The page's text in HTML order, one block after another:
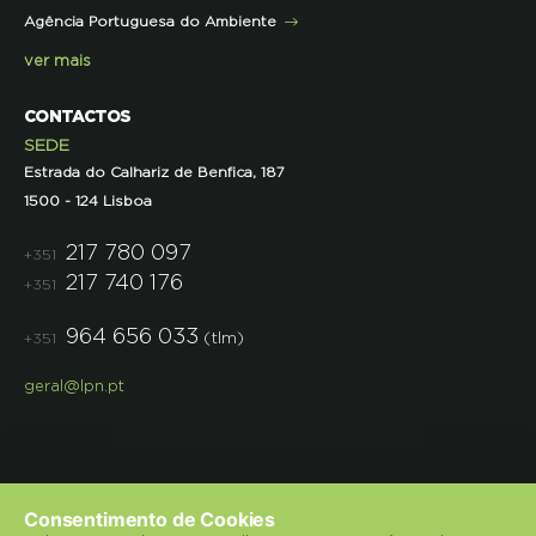
Semana do Jornalismo de Ambiente 2023
Agência Portuguesa do Ambiente
ver mais
CONTACTOS
SEDE
Estrada do Calhariz de Benfica, 187
1500 - 124 Lisboa
+351 217 780 097
+351 217 740 176
+351 964 656 033 (tlm)
geral@lpn.pt
Consentimento de Cookies